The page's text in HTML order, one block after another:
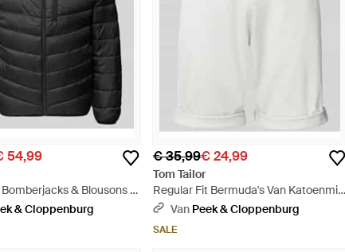
54,99
Bomberjacks & Blousons -
& Cloppenburg
€ 35,99€ 24,99
Tom Tailor
Regular Fit Bermuda's Van Katoenmix
- WitVan Peek & Cloppenburg
SALE